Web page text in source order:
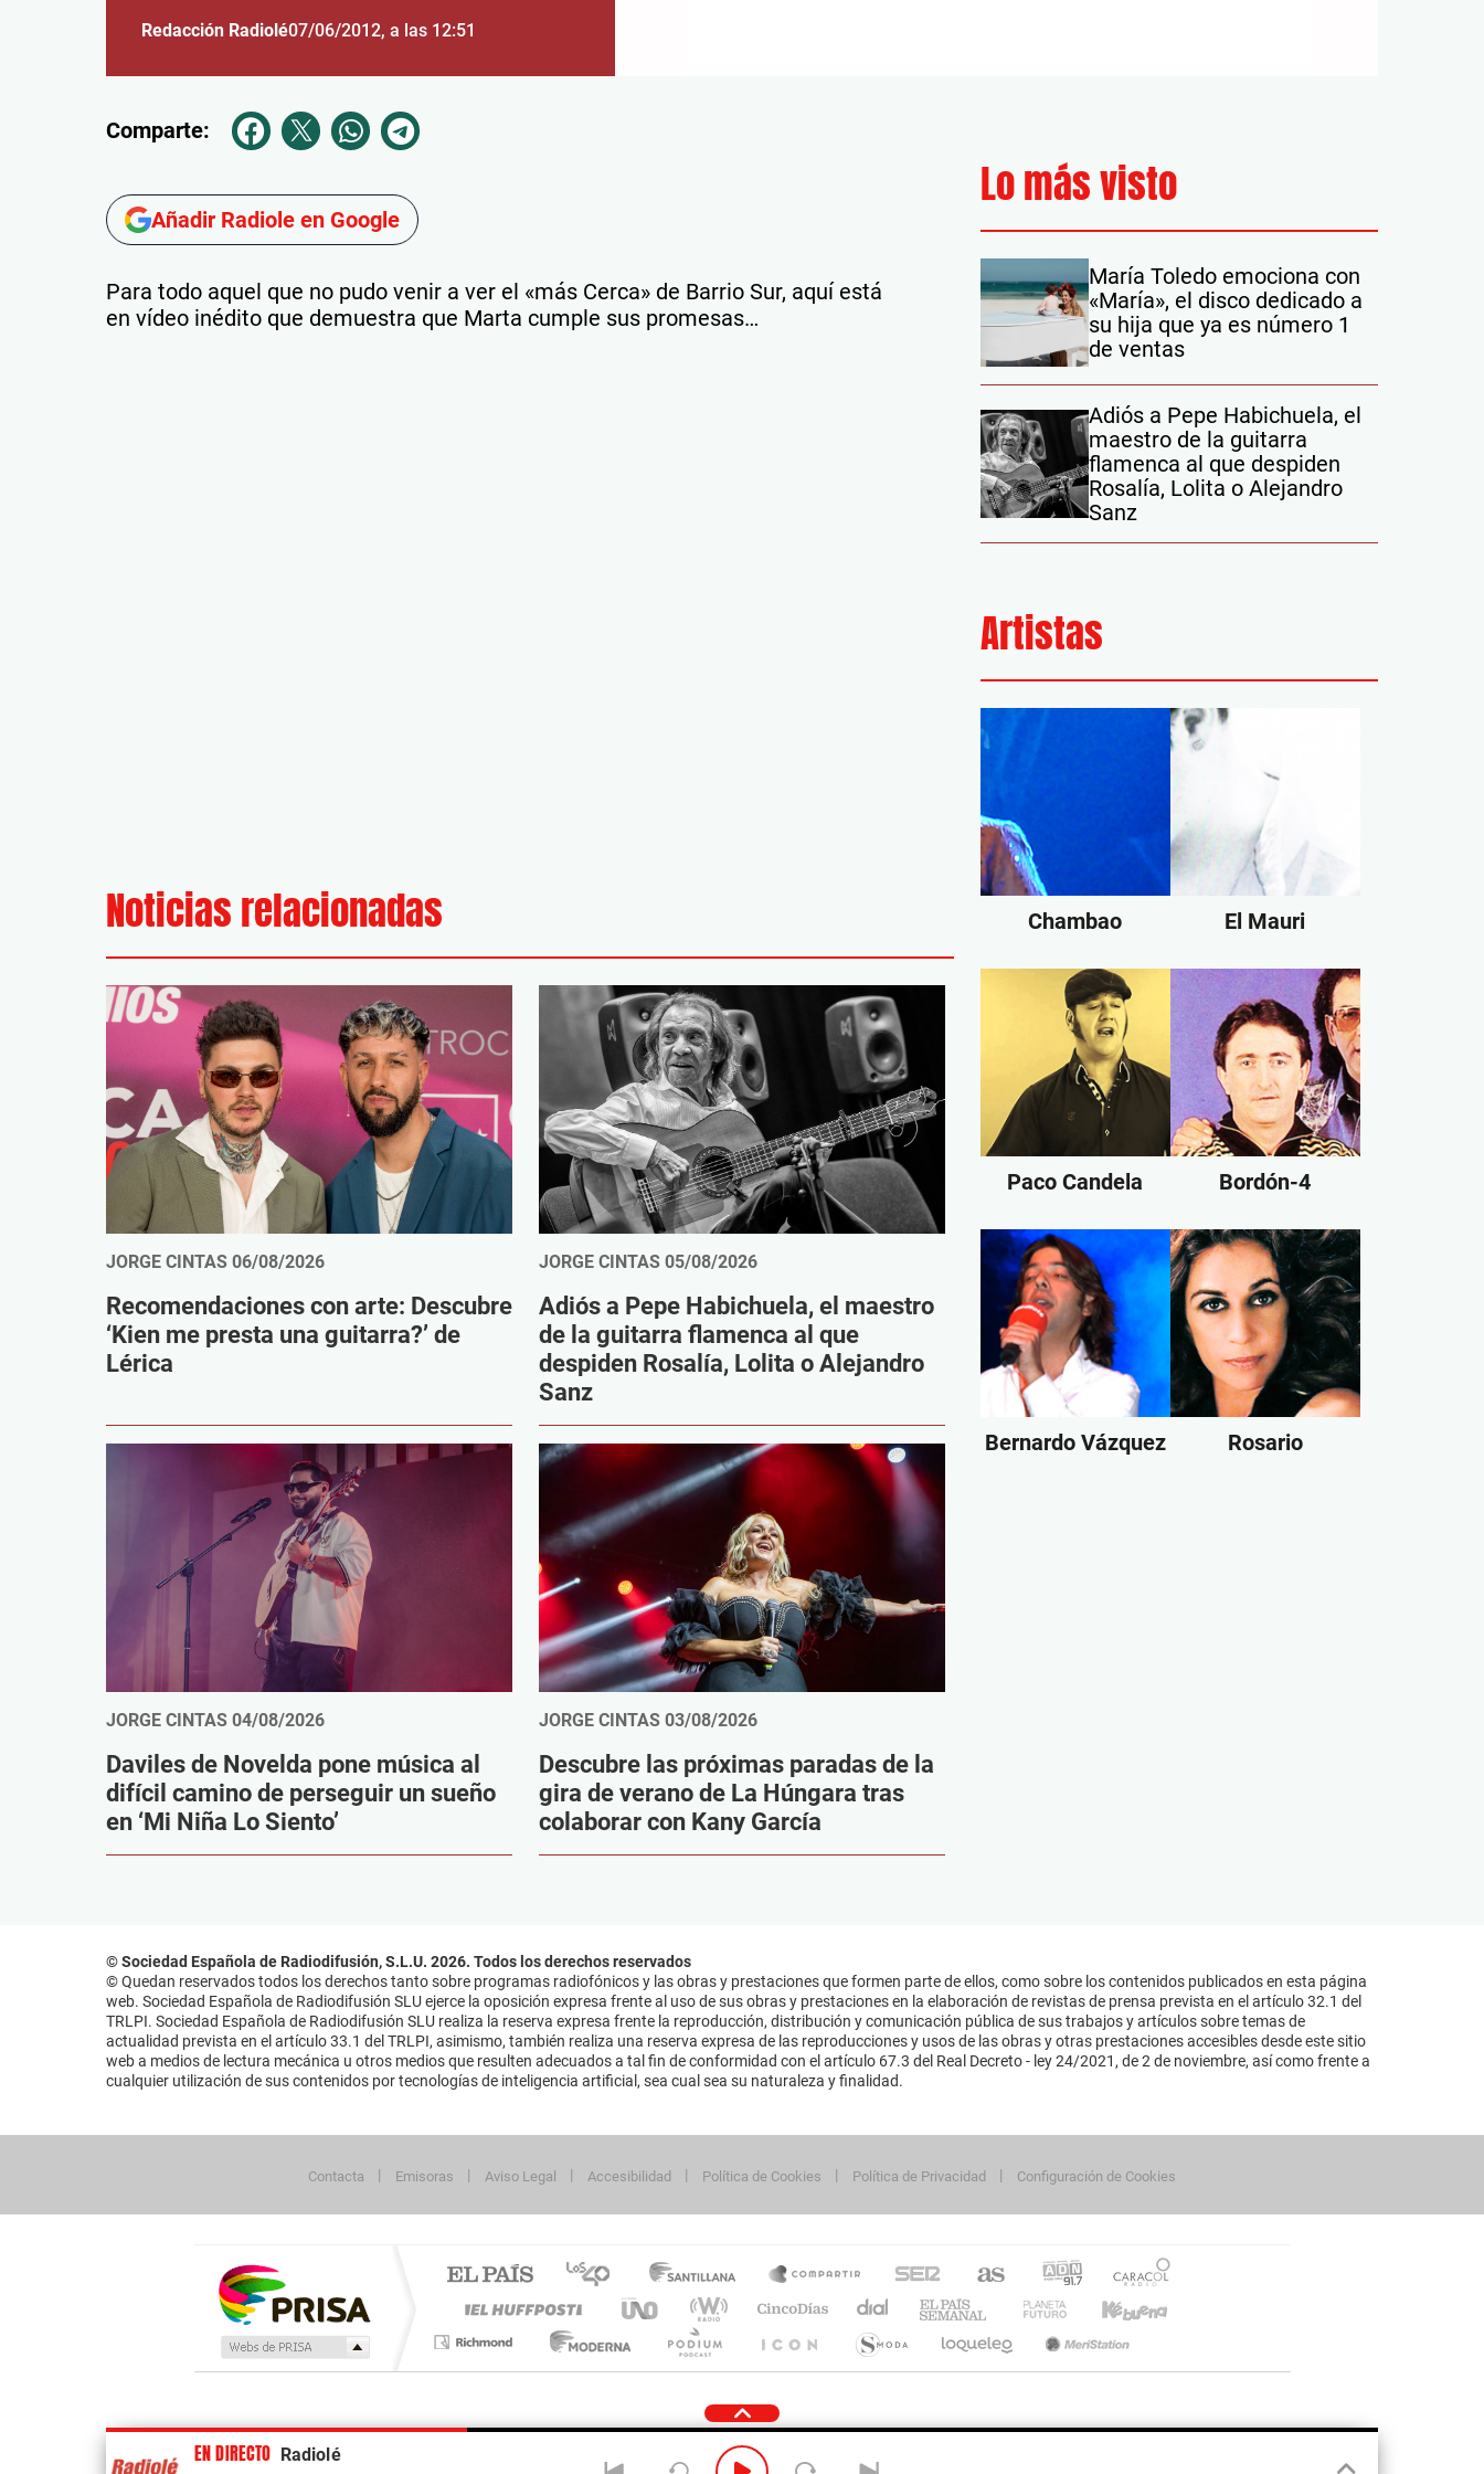
Redacción Radiolé07/06/2012, a las 12:51
Comparte:
Añadir Radiole en Google
Para todo aquel que no pudo venir a ver el «más Cerca» de Barrio Sur, aquí está
en vídeo inédito que demuestra que Marta cumple sus promesas…
Noticias relacionadas
JORGE CINTAS 06/08/2026
Recomendaciones con arte: Descubre
‘Kien me presta una guitarra?’ de
Lérica
JORGE CINTAS 05/08/2026
Adiós a Pepe Habichuela, el maestro
de la guitarra flamenca al que
despiden Rosalía, Lolita o Alejandro
Sanz
JORGE CINTAS 04/08/2026
Daviles de Novelda pone música al
difícil camino de perseguir un sueño
en ‘Mi Niña Lo Siento’
JORGE CINTAS 03/08/2026
Descubre las próximas paradas de la
gira de verano de La Húngara tras
colaborar con Kany García
Lo más visto
María Toledo emociona con
«María», el disco dedicado a
su hija que ya es número 1
de ventas
Adiós a Pepe Habichuela, el
maestro de la guitarra
flamenca al que despiden
Rosalía, Lolita o Alejandro
Sanz
Artistas
Chambao El Mauri
Paco Candela Bordón-4
Bernardo Vázquez Rosario
© Sociedad Española de Radiodifusión, S.L.U. 2026. Todos los derechos reservados
© Quedan reservados todos los derechos tanto sobre programas radiofónicos y las obras y prestaciones que formen parte de ellos, como sobre los contenidos publicados en esta página
web. Sociedad Española de Radiodifusión SLU ejerce la oposición expresa frente al uso de sus obras y prestaciones en la elaboración de revistas de prensa prevista en el artículo 32.1 del
TRLPI. Sociedad Española de Radiodifusión SLU realiza la reserva expresa frente la reproducción, distribución y comunicación pública de sus trabajos y artículos sobre temas de
actualidad prevista en el artículo 33.1 del TRLPI, asimismo, también realiza una reserva expresa de las reproducciones y usos de las obras y otras prestaciones accesibles desde este sitio
web a medios de lectura mecánica u otros medios que resulten adecuados a tal fin de conformidad con el artículo 67.3 del Real Decreto - ley 24/2021, de 2 de noviembre, así como frente a
cualquier utilización de sus contenidos por tecnologías de inteligencia artificial, sea cual sea su naturaleza y finalidad.
Contacta Emisoras Aviso Legal Accesibilidad Política de Cookies Política de Privacidad Configuración de Cookies
Tu contenido empezará después de la publicidad
EN DIRECTO Radiolé